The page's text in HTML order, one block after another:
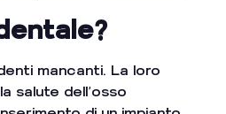
mancanti. La loro
salute dell’osso